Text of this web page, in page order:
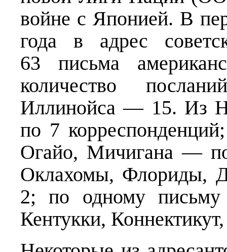
войне с Японией. В
года в адрес
63 письма
количество
Иллинойса — 15. Из
по 7
Огайо, Мичигана —
Оклахомы, Флориды,
2; по одному
Кентукки,